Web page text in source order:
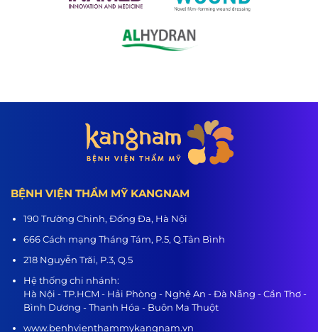
BỆNH VIỆN THẨM MỸ KANGNAM
190 Trường Chinh, Đống Đa, Hà Nội
666 Cách mạng Tháng Tám, P.5, Q.Tân Bình
218 Nguyễn Trãi, P.3, Q.5
Hệ thống chi nhánh:
Hà Nội - TP.HCM - Hải Phòng - Nghệ An - Đà Nẵng - Cần Thơ -
Bình Dương - Thanh Hóa - Buôn Ma Thuột
www.benhvienthammykangnam.vn